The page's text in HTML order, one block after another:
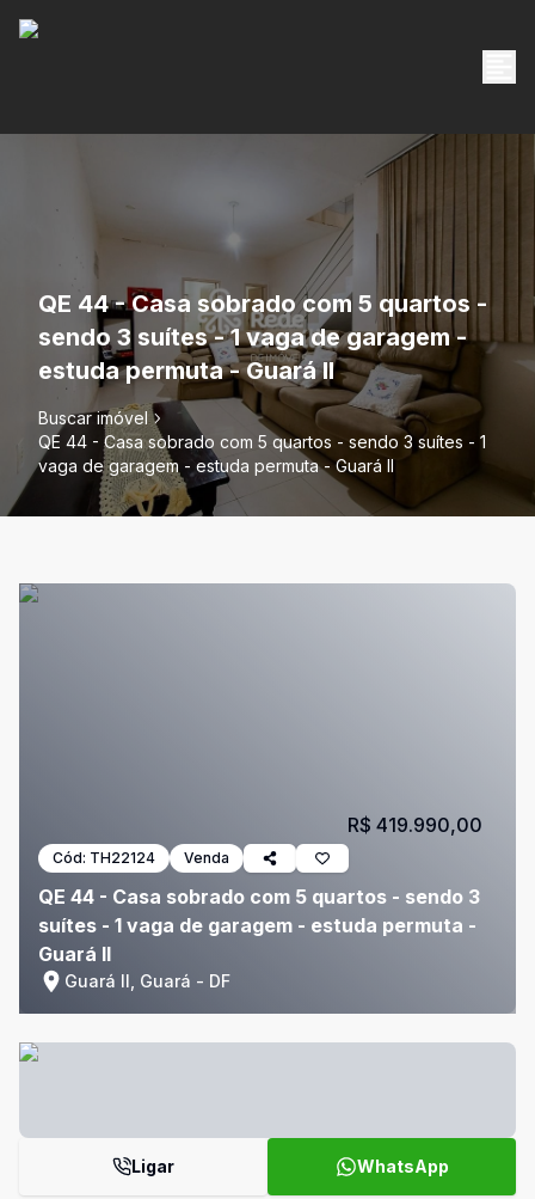
QE 44 - Casa sobrado com 5 quartos -
sendo 3 suítes - 1 vaga de garagem -
estuda permuta - Guará II
Buscar imóvel
QE 44 - Casa sobrado com 5 quartos - sendo 3 suítes - 1
vaga de garagem - estuda permuta - Guará II
Cód: TH22124 Venda
QE 44 - Casa sobrado com 5 quartos - sendo 3
suítes - 1 vaga de garagem - estuda permuta -
Guará II
Guará II, Guará - DF
R$ 419.990,00
Ligar WhatsApp